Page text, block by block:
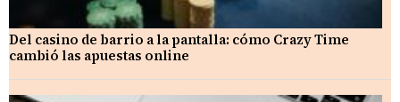
Del casino de barrio a la pantalla: cómo Crazy Time
cambió las apuestas online